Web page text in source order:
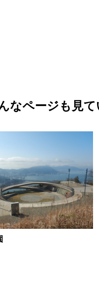
なページも見